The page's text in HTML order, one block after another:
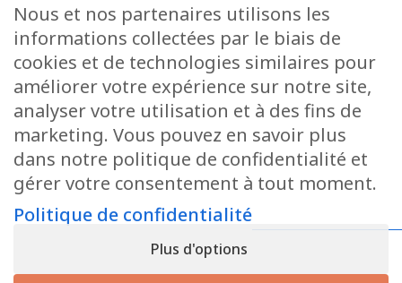
GSM :+352 661 701 701
Nos horaires
Lundi-Vendredi :9H00/12H00 & 13H00/18H00
Samedi :
Foetz : 9H00/12H00
Ettelbruck :9H00/12H00
Fermé le dimanche
Nous et nos partenaires utilisons les
informations collectées par le biais de
cookies et de technologies similaires pour
améliorer votre expérience sur notre site,
analyser votre utilisation et à des fins de
marketing. Vous pouvez en savoir plus
dans notre politique de confidentialité et
gérer votre consentement à tout moment.
Politique de confidentialité
Plus d'options